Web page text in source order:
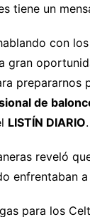
tiene un
con
gran
prepararnos
de
LISTÍN DIARIO.
reveló
enfrentaban
para los